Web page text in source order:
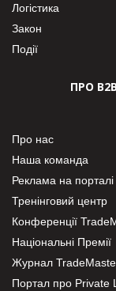
Логістика
Закон
Події
ПРО
Про нас
Наша команда
Реклама на порталі
Тренінговий центр
Конференції
Національні Премії
Журнал
Портал про Private